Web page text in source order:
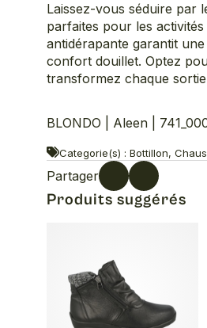
Laissez-vous séduire par
parfaites pour les
antidérapante garantit
confort douillet. Optez
transformez chaque
BLONDO | Aleen |
Categorie(s) : Bottillon,
Partager
Produits suggérés